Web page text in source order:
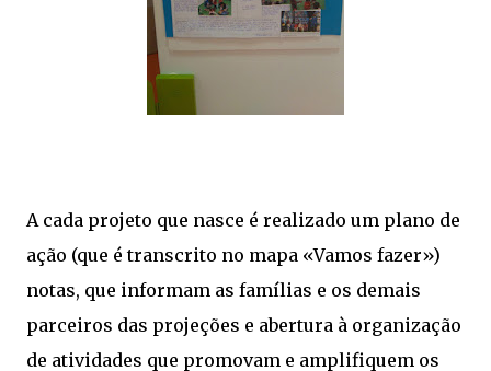
A cada projeto que nasce é realizado um plano de
ação (que é transcrito no mapa «Vamos fazer»)
notas, que informam as famílias e os demais
parceiros das projeções e abertura à organização
de atividades que promovam e amplifiquem os